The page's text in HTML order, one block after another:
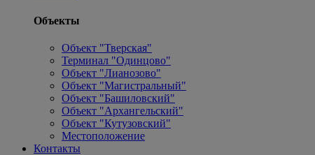
Объекты
Объект "Тверская"
Терминал "Одинцово"
Объект "Лианозово"
Объект "Магистральный"
Объект "Башиловский"
Объект "Архангельский"
Объект "Кутузовский"
Местоположение
Контакты